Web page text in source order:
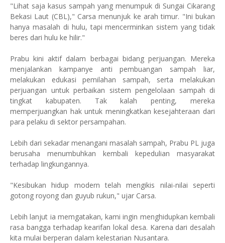
"Lihat saja kasus sampah yang menumpuk di Sungai Cikarang
Bekasi Laut (CBL)," Carsa menunjuk ke arah timur. "Ini bukan
hanya masalah di hulu, tapi mencerminkan sistem yang tidak
beres dari hulu ke hilir."
Prabu kini aktif dalam berbagai bidang perjuangan. Mereka
menjalankan kampanye anti pembuangan sampah liar,
melakukan edukasi pemilahan sampah, serta melakukan
perjuangan untuk perbaikan sistem pengelolaan sampah di
tingkat kabupaten. Tak kalah penting, mereka
memperjuangkan hak untuk meningkatkan kesejahteraan dari
para pelaku di sektor persampahan.
Lebih dari sekadar menangani masalah sampah, Prabu PL juga
berusaha menumbuhkan kembali kepedulian masyarakat
terhadap lingkungannya.
"Kesibukan hidup modern telah mengikis nilai-nilai seperti
gotong royong dan guyub rukun," ujar Carsa.
Lebih lanjut ia memgatakan, kami ingin menghidupkan kembali
rasa bangga terhadap kearifan lokal desa. Karena dari desalah
kita mulai berperan dalam kelestarian Nusantara.